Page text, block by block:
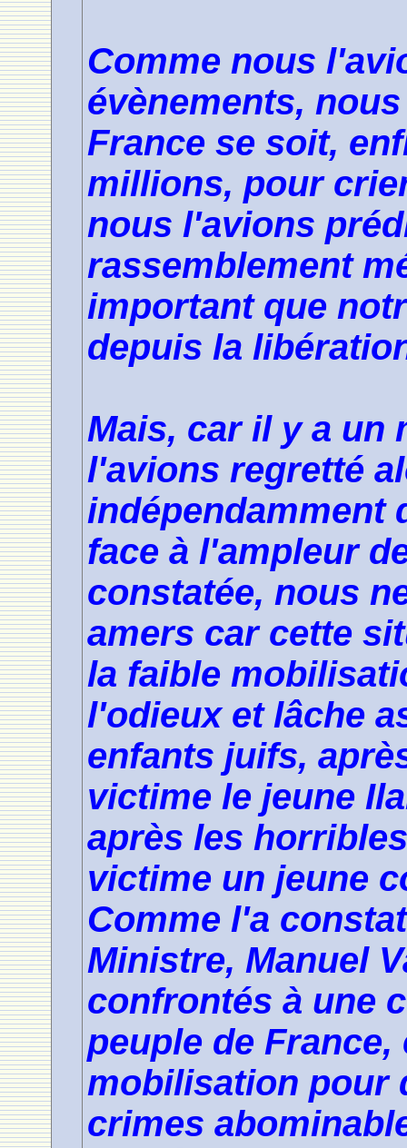
Comme nous
évènements,
France se soit,
millions, pour
nous l'avions
rassemblement
important que
depuis la
Mais, car il y a un
l'avions regretté
indépendamment
face à l'ampleur
constatée, nous
amers car cette
la faible
l'odieux et lâche
enfants juifs,
victime le jeune
après les
victime un jeune
Comme l'a
Ministre, Manuel
confrontés à une
peuple de
mobilisation pour
crimes